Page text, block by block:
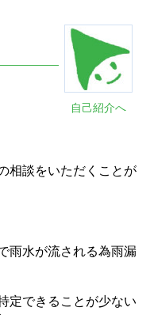
自己紹介へ
相談をいただくことが
雨水が流される為雨漏
定できることが少ない